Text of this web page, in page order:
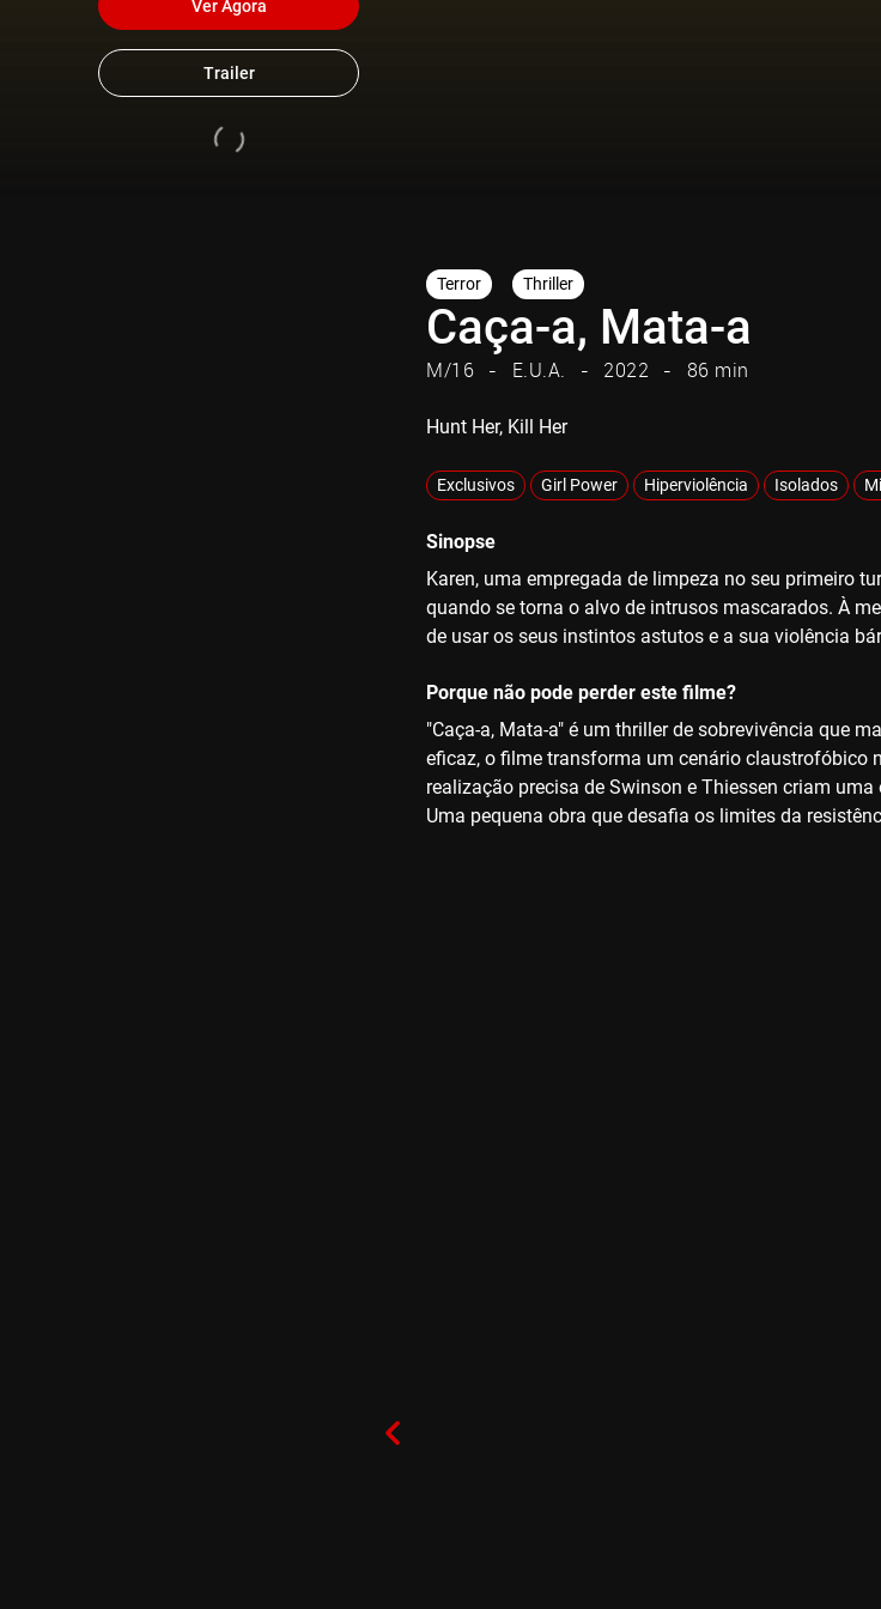
Ver Agora
Trailer
Terror Thriller
Caça-a, Mata-a
M/16 E.U.A. 2022 86 min
Hunt Her, Kill Her
Exclusivos Girl Power Hiperviolência Isolados
Sinopse
Karen, uma empregada de limpeza no seu primeiro
quando se torna o alvo de intrusos mascarados. À
de usar os seus instintos astutos e a sua violência
Porque não pode perder este filme?
"Caça-a, Mata-a" é um thriller de sobrevivência que
eficaz, o filme transforma um cenário claustrofóbico
realização precisa de Swinson e Thiessen criam
Uma pequena obra que desafia os limites da